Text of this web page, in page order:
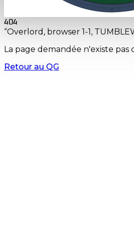
404
“Overlord, browser 1-1,
La page demandée n'existe pas
Retour au QG